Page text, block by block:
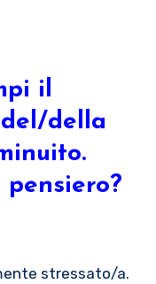
il
della
stressato/a.